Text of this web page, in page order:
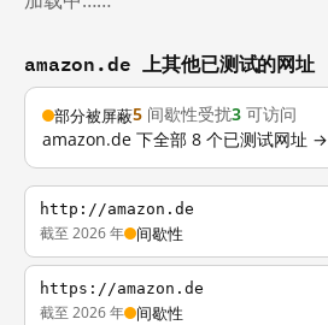
amazon.de 上其他已测试的网址
部分被屏蔽5 间歇性受扰3 可访问
amazon.de 下全部 8 个已测试网址 →
http://amazon.de
截至 2026 年 间歇性
https://amazon.de
截至 2026 年 间歇性